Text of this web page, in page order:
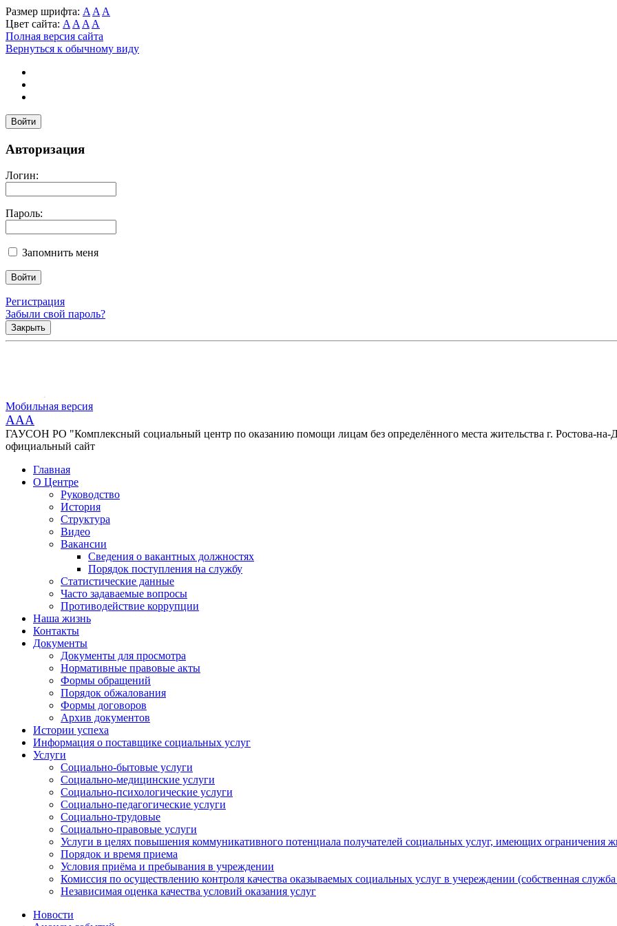
Размер шрифта: A A A
Цвет сайта: A A A A
Полная версия сайта
Вернуться к обычному виду
Войти
Авторизация
Логин:
Пароль:
Запомнить меня
Регистрация
Забыли свой пароль?
Закрыть
Мобильная версия
AAA
ГАУСОН РО "Комплексный социальный центр по оказанию помощи лицам без определённого места жительства г. Ростова-на-
официальный сайт
Главная
О Центре
Руководство
История
Структура
Видео
Вакансии
Сведения о вакантных должностях
Порядок поступления на службу
Статистические данные
Часто задаваемые вопросы
Противодействие коррупции
Наша жизнь
Контакты
Документы
Документы для просмотра
Нормативные правовые акты
Формы обращений
Порядок обжалования
Формы договоров
Архив документов
Истории успеха
Информация о поставщике социальных услуг
Услуги
Социально-бытовые услуги
Социально-медицинские услуги
Социально-психологические услуги
Социально-педагогические услуги
Социально-трудовые
Социально-правовые услуги
Услуги в целях повышения коммуникативного потенциала получателей социальных услуг, имеющих ограничения
Порядок и время приема
Условия приёма и пребывания в учреждении
Комиссия по осуществлению контроля качества оказываемых социальных услуг в учереждении (собственная
Независимая оценка качества условий оказания услуг
Новости